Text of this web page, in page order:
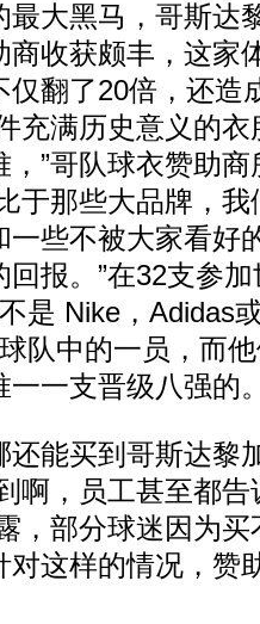
大黑马，哥斯达
收获颇丰，这家
翻了20倍，还造
充满历史意义的
”哥队球衣赞助
于那些大品牌，
一些不被大家看好
报。”在32支参
是 Nike，Adidas
队中的一员，而
一一支晋级八强的
能买到哥斯达黎
啊，员工甚至都
，部分球迷因为
这样的情况，赞